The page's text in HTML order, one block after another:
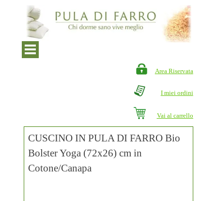
Area Riservata
I miei ordini
Vai al carrello
CUSCINO IN PULA DI FARRO Bio
Bolster Yoga (72x26) cm in
Cotone/Canapa